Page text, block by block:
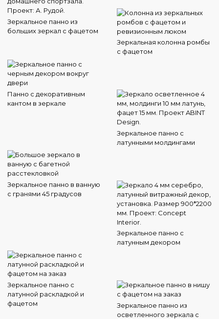
Зеркальное панно из
больших зеркал с фацетом
Зеркальная колонна ромбы
с фацетом
Панно с декоративным
кантом в зеркале
Зеркальное панно с
латунными молдингами
Зеркальное панно в ванную
с гранями 45 градусов
Зеркальное панно с
латунным декором
Зеркальное панно с
латунной раскладкой и
фацетом
Зеркальное панно из
осветленного зеркала с